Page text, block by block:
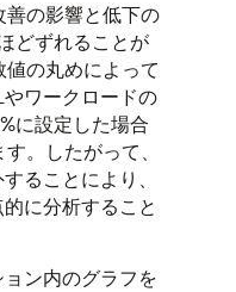
の影響と低下の
どずれることが
の丸めによって
ワークロードの
に設定した場合
。したがって、
ることにより、
に分析すること
ョン内のグラフを